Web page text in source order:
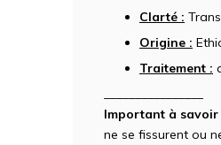
Clarté :
Origine :
Traitement :
Important à savoir
ne se fissurent ou